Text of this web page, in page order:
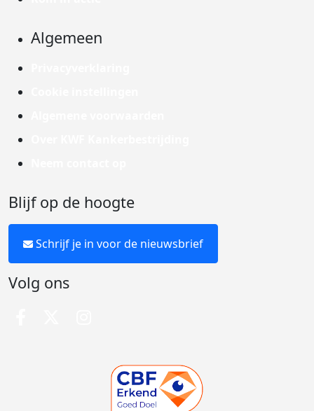
Algemeen
Blijf op de hoogte
Schrijf je in voor de nieuwsbrief
Volg ons